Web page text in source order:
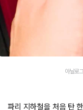
아날로
파리 지하철을 처음 탄